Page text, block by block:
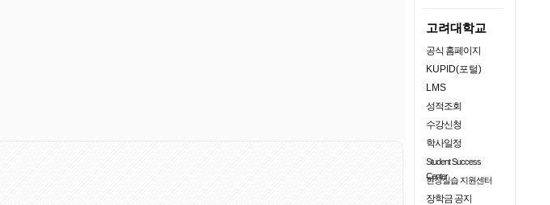
고려대학교
공식 홈페이지
KUPID(포털)
LMS
성적조회
수강신청
학사일정
Student Success
Center
현장실습 지원센터
장학금 공지